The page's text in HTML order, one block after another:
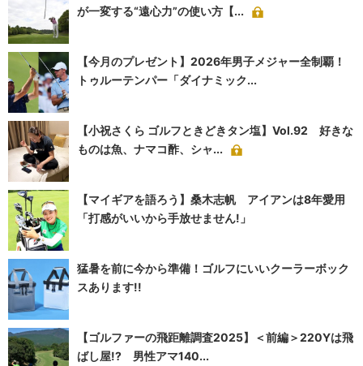
が一変する“遠心力”の使い方【...
【今月のプレゼント】2026年男子メジャー全制覇！
トゥルーテンパー「ダイナミック...
【小祝さくら ゴルフときどきタン塩】Vol.92 好きな
ものは魚、ナマコ酢、シャ...
【マイギアを語ろう】桑木志帆 アイアンは8年愛用
「打感がいいから手放せません!」
猛暑を前に今から準備！ゴルフにいいクーラーボック
スあります!!
【ゴルファーの飛距離調査2025】＜前編＞220Yは飛
ばし屋!? 男性アマ140...